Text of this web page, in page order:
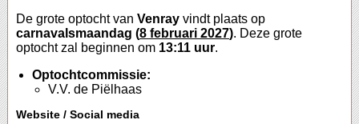
De grote optocht van Venray vindt plaats op
carnavalsmaandag (8 februari 2027). Deze grote
optocht zal beginnen om 13:11 uur.
Optochtcommissie:
V.V. de Piëlhaas
Website / Social media